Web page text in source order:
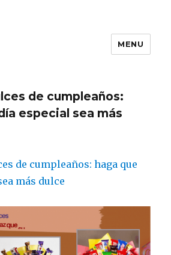
MENU
de cumpleaños:
especial sea más